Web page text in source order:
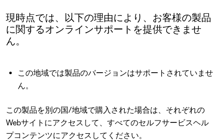
現時点では、以下の理由により、お客様の製品
に関するオンラインサポートを提供できませ
ん。
この地域では製品のバージョンはサポートされていませ
ん。
この製品を別の国/地域で購入された場合は、それぞれの
Webサイトにアクセスして、すべてのセルフサービスヘル
プコンテンツにアクセスしてください。